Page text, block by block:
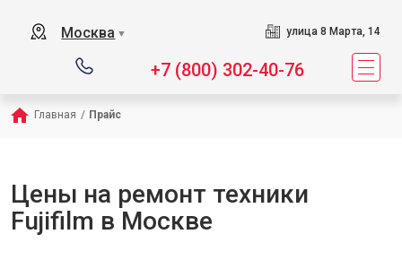
Москва ▼ улица 8 Марта, 14
+7 (800) 302-40-76
Главная / Прайс
Цены на ремонт техники
Fujifilm в Москве